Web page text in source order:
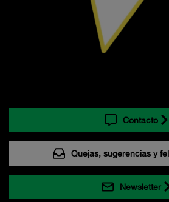
Contacto
Quejas, sugerencias y
Newsletter